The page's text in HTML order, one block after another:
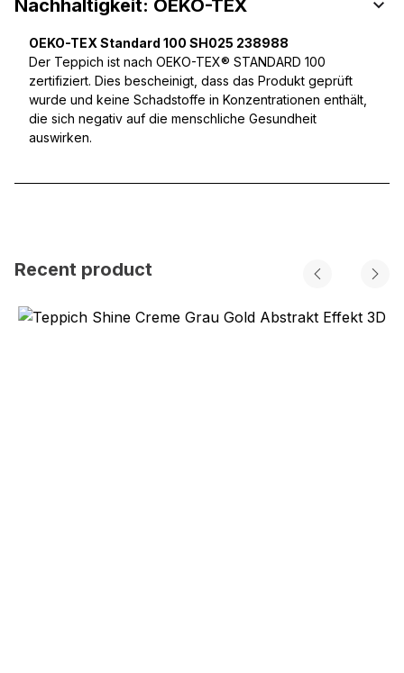
Nachhaltigkeit: OEKO-TEX
OEKO-TEX Standard 100 SH025 238988
Der Teppich ist nach OEKO-TEX® STANDARD 100
zertifiziert. Dies bescheinigt, dass das Produkt geprüft
wurde und keine Schadstoffe in Konzentrationen enthält,
die sich negativ auf die menschliche Gesundheit
auswirken.
Recent product